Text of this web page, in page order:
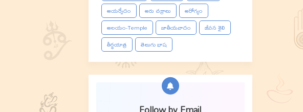
ఆయర్వేదం
ఆరు చక్రాలు
ఆరోగ్యం
ఆలయం-Temple
జాతీయవాదం
జీవన శైలి
తీర్థయాత్ర
తెలుగు భాష